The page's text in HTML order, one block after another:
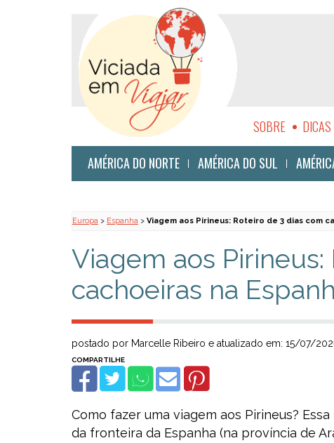
SOBRE
AMÉRICA DO NORTE AMÉRICA DO SUL
Europa > Espanha > Viagem aos Pirineus: Roteiro de 3 dias com
Viagem aos
cachoeiras na
postado por Marcelle Ribeiro e atualizado em: 15/07/
Como fazer uma viagem aos Pirineus?
da fronteira da Espanha (na província de